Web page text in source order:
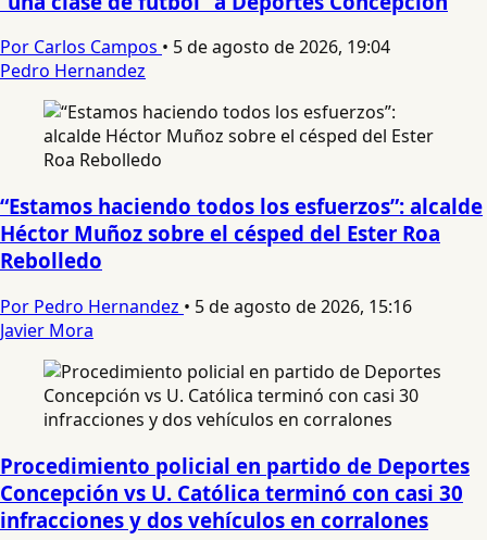
Por Carlos Campos • 5 de agosto de 2026, 19:04
Pedro Hernandez
“Estamos haciendo todos los esfuerzos”: alcalde
Héctor Muñoz sobre el césped del Ester Roa
Rebolledo
Por Pedro Hernandez • 5 de agosto de 2026, 15:16
Javier Mora
Procedimiento policial en partido de Deportes
Concepción vs U. Católica terminó con casi 30
infracciones y dos vehículos en corralones